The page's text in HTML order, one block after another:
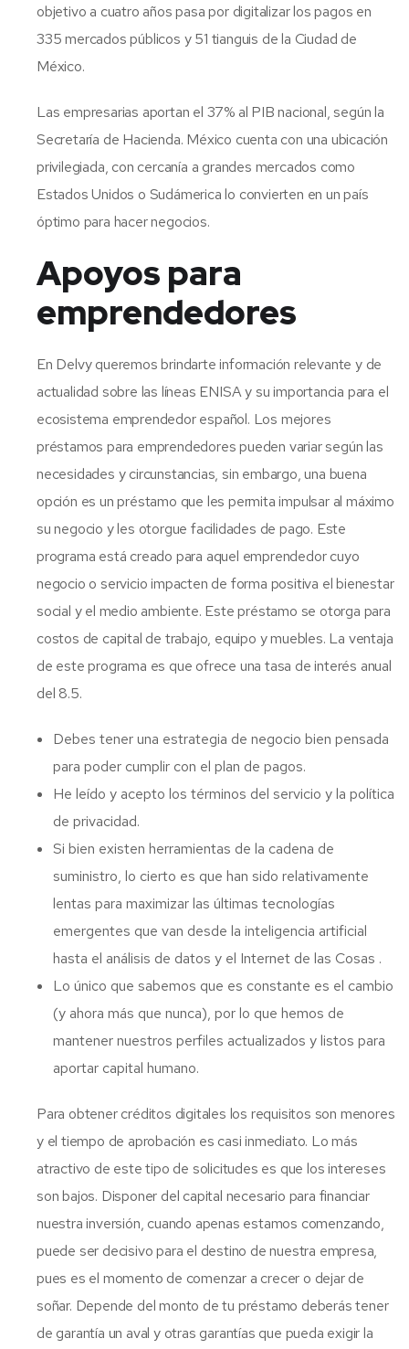
objetivo a cuatro años pasa por digitalizar los pagos en
335 mercados públicos y 51 tianguis de la Ciudad de
México.
Las empresarias aportan el 37% al PIB nacional, según la
Secretaría de Hacienda. México cuenta con una ubicación
privilegiada, con cercanía a grandes mercados como
Estados Unidos o Sudámerica lo convierten en un país
óptimo para hacer negocios.
Apoyos para
emprendedores
En Delvy queremos brindarte información relevante y de
actualidad sobre las líneas ENISA y su importancia para el
ecosistema emprendedor español. Los mejores
préstamos para emprendedores pueden variar según las
necesidades y circunstancias, sin embargo, una buena
opción es un préstamo que les permita impulsar al máximo
su negocio y les otorgue facilidades de pago. Este
programa está creado para aquel emprendedor cuyo
negocio o servicio impacten de forma positiva el bienestar
social y el medio ambiente. Este préstamo se otorga para
costos de capital de trabajo, equipo y muebles. La ventaja
de este programa es que ofrece una tasa de interés anual
del 8.5.
Debes tener una estrategia de negocio bien pensada
para poder cumplir con el plan de pagos.
He leído y acepto los términos del servicio y la política
de privacidad.
Si bien existen herramientas de la cadena de
suministro, lo cierto es que han sido relativamente
lentas para maximizar las últimas tecnologías
emergentes que van desde la inteligencia artificial
hasta el análisis de datos y el Internet de las Cosas .
Lo único que sabemos que es constante es el cambio
(y ahora más que nunca), por lo que hemos de
mantener nuestros perfiles actualizados y listos para
aportar capital humano.
Para obtener créditos digitales los requisitos son menores
y el tiempo de aprobación es casi inmediato. Lo más
atractivo de este tipo de solicitudes es que los intereses
son bajos. Disponer del capital necesario para financiar
nuestra inversión, cuando apenas estamos comenzando,
puede ser decisivo para el destino de nuestra empresa,
pues es el momento de comenzar a crecer o dejar de
soñar. Depende del monto de tu préstamo deberás tener
de garantía un aval y otras garantías que pueda exigir la